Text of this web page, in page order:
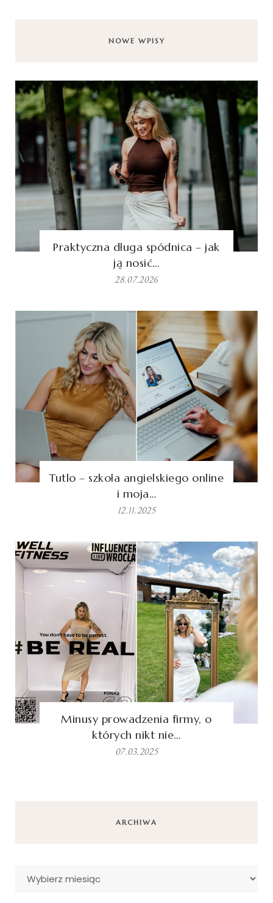
NOWE WPISY
Praktyczna długa spódnica – jak
ją nosić…
28.07.2026
Tutlo – szkoła angielskiego online
i moja…
12.11.2025
Minusy prowadzenia firmy, o
których nikt nie…
07.03.2025
ARCHIWA